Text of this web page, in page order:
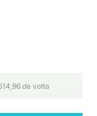
de volta